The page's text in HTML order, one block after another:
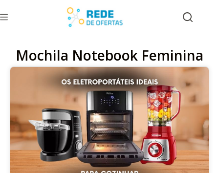
Mochila Notebook Feminina